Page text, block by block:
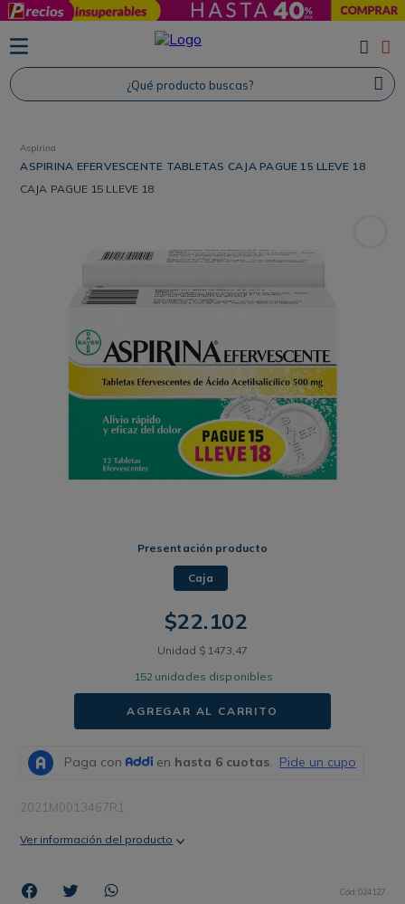
¿Qué producto buscas?
Aspirina
ASPIRINA EFERVESCENTE TABLETAS CAJA PAGUE 15 LLEVE 18
CAJA PAGUE 15 LLEVE 18
Presentación producto
Caja
$22.102
Unidad $ 1473 47
152 unidades disponibles
AGREGAR AL CARRITO
2021M0013467R1
Ver información del producto
Cód:024127
TÉRMINOS MÁS BUSCADOS
1. Protector Solar
2. Proteina
4. Savvy